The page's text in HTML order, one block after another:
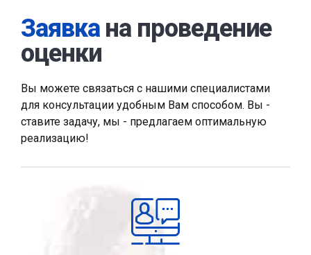
Заявка на проведение
оценки
Вы можете связаться с нашими специалистами
для консультации удобным Вам способом. Вы -
ставите задачу, мы - предлагаем оптимальную
реализацию!